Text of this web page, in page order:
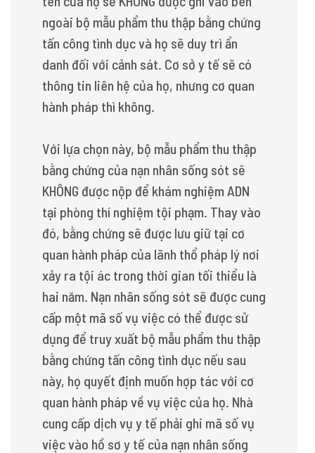
ngoài bộ mẫu phẩm thu thập bằng chứng
tấn công tình dục và họ sẽ duy trì ẩn
danh đối với cảnh sát. Cơ sở y tế sẽ có
thông tin liên hệ của họ, nhưng cơ quan
hành pháp thì không.
Với lựa chọn này, bộ mẫu phẩm thu thập
bằng chứng của nạn nhân sống sót sẽ
KHÔNG được nộp để khám nghiệm ADN
tại phòng thí nghiệm tội phạm. Thay vào
đó, bằng chứng sẽ được lưu giữ tại cơ
quan hành pháp của lãnh thổ pháp lý nơi
xảy ra tội ác trong thời gian tối thiểu là
hai năm. Nạn nhân sống sót sẽ được cung
cấp một mã số vụ việc có thể được sử
dụng để truy xuất bộ mẫu phẩm thu thập
bằng chứng tấn công tình dục nếu sau
này, họ quyết định muốn hợp tác với cơ
quan hành pháp về vụ việc của họ. Nhà
cung cấp dịch vụ y tế phải ghi mã số vụ
việc vào hồ sơ y tế của nạn nhân sống